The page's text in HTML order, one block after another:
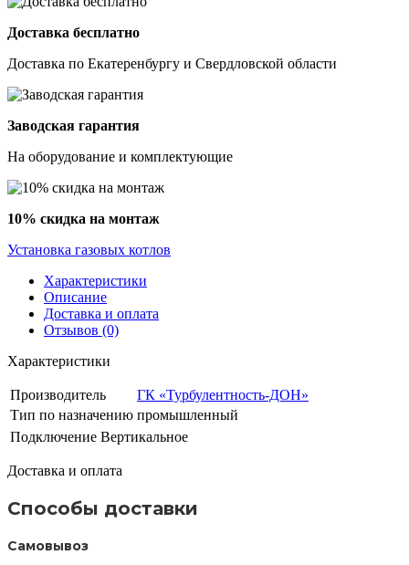
Доставка бесплатно
Доставка по Екатеренбургу и Свердловской области
Заводская гарантия
На оборудование и комплектующие
10% скидка на монтаж
Установка газовых котлов
Характеристики
Описание
Доставка и оплата
Отзывов (0)
Характеристики
Производитель
ГК «Турбулентность-ДОН»
Тип по назначению промышленный
Подключение Вертикальное
Доставка и оплата
Способы доставки
Самовывоз